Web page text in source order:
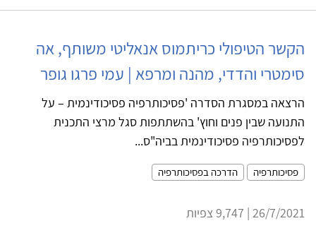
הקשר הטיפולי כריתמוס אנאליטי משותף, אה
סימטרי והדדי, מהנה ומרפא | עמי פרגו גופר
הרצאה במסגרת הסדרה 'פסיכותרפיה פסיכודינמית – על
התנועה שבין פנים וחוץ' בהשתתפות סגל מרצי התכנית
לפסיכותרפיה פסיכודינמית בביה"ס...
פסיכותרפיה הדרכה בפסיכותרפיה
26/7/2021 | 9,747 צפיות